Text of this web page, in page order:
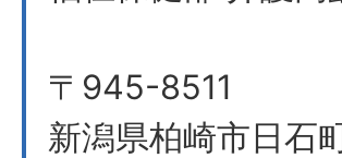
〒945-8511
新潟県柏崎市日石